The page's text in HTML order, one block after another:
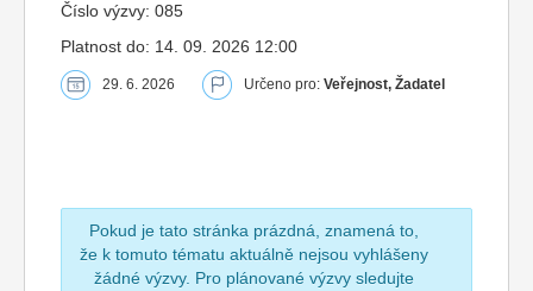
Číslo výzvy: 085
Platnost do: 14. 09. 2026 12:00
29. 6. 2026 Určeno pro: Veřejnost, Žadatel
Pokud je tato stránka prázdná, znamená to,
že k tomuto tématu aktuálně nejsou vyhlášeny
žádné výzvy. Pro plánované výzvy sledujte